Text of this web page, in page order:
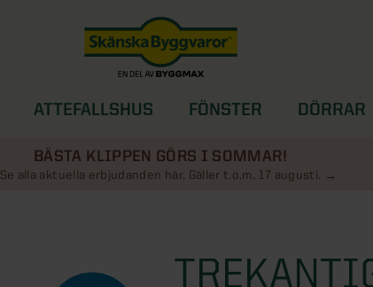
ATTEFALLSHUS FÖNSTER DÖRRAR
BÄSTA KLIPPEN GÖRS I SOMMAR!
Se alla aktuella erbjudanden här. Gäller t.o.m. 17 augusti.